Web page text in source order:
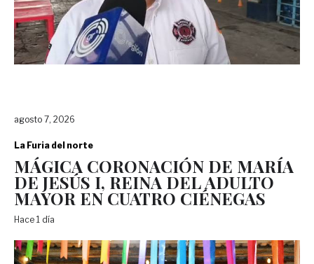
agosto 7, 2026
La Furia del norte
MÁGICA CORONACIÓN DE MARÍA
DE JESÚS I, REINA DEL ADULTO
MAYOR EN CUATRO CIÉNEGAS
Hace 1 día